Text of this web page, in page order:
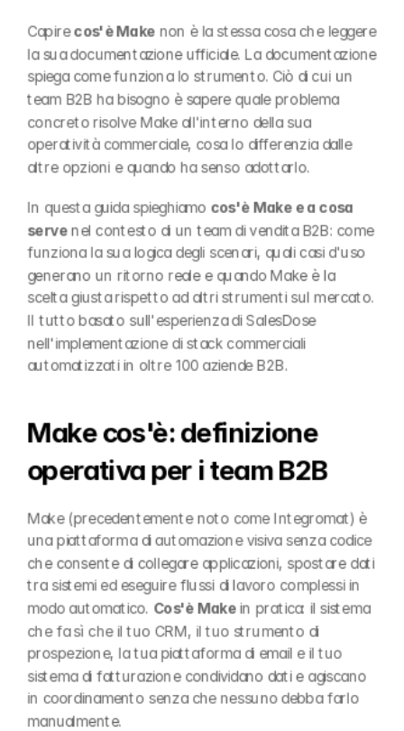
Capire cos'è Make non è la stessa cosa che leggere
la sua documentazione ufficiale. La documentazione
spiega come funziona lo strumento. Ciò di cui un
team B2B ha bisogno è sapere quale problema
concreto risolve Make all'interno della sua
operatività commerciale, cosa lo differenzia dalle
altre opzioni e quando ha senso adottarlo.
In questa guida spieghiamo cos'è Make e a cosa
serve nel contesto di un team di vendita B2B: come
funziona la sua logica degli scenari, quali casi d'uso
generano un ritorno reale e quando Make è la
scelta giusta rispetto ad altri strumenti sul mercato.
Il tutto basato sull'esperienza di SalesDose
nell'implementazione di stack commerciali
automatizzati in oltre 100 aziende B2B.
Make cos'è: definizione
operativa per i team B2B
Make (precedentemente noto come Integromat) è
una piattaforma di automazione visiva senza codice
che consente di collegare applicazioni, spostare dati
tra sistemi ed eseguire flussi di lavoro complessi in
modo automatico. Cos'è Make in pratica: il sistema
che fa sì che il tuo CRM, il tuo strumento di
prospezione, la tua piattaforma di email e il tuo
sistema di fatturazione condividano dati e agiscano
in coordinamento senza che nessuno debba farlo
manualmente.